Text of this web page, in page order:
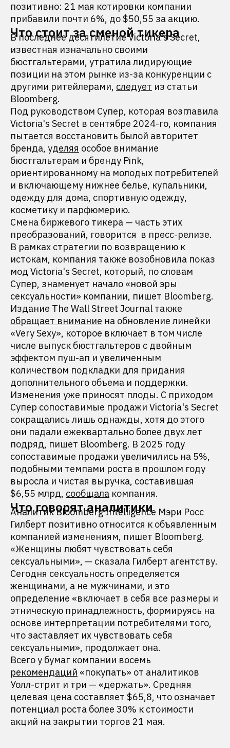
позитивно: 21 мая котировки компании
прибавили почти 6%, до $50,55 за акцию.
Что стоит за сменой тикера
В последнее десятилетие Victoria's Secret,
известная изначально своими
бюстгальтерами, утратила лидирующие
позиции на этом рынке из-за конкуренции с
другими ритейлерами, следует из статьи
Bloomberg.
Под руководством Супер, которая возглавила
Victoria's Secret в сентябре 2024-го, компания
пытается восстановить былой авторитет
бренда, уделяя особое внимание
бюстгальтерам и бренду Pink,
ориентированному на молодых потребителей
и включающему нижнее белье, купальники,
одежду для дома, спортивную одежду,
косметику и парфюмерию.
Смена биржевого тикера — часть этих
преобразований, говорится в пресс-релизе.
В рамках стратегии по возвращению к
истокам, компания также возобновила показ
мод Victoria's Secret, который, по словам
Супер, знаменует начало «новой эры
сексуальности» компании, пишет Bloomberg.
Издание The Wall Street Journal также
обращает внимание на обновление линейки
«Very Sexy», которое включает в том числе
числе выпуск бюстгальтеров с двойным
эффектом пуш-ап и увеличенным
количеством подкладки для придания
дополнительного объема и поддержки.
Изменения уже приносят плоды. С приходом
Супер сопоставимые продажи Victoria's Secret
сокращались лишь однажды, хотя до этого
они падали ежеквартально более двух лет
подряд, пишет Bloomberg. В 2025 году
сопоставимые продажи увеличились на 5%,
подобными темпами роста в прошлом году
выросла и чистая выручка, составившая
$6,55 млрд, сообщала компания.
Что говорят аналитики
Аналитик Bloomberg Intelligence Мэри Росс
Гилберт позитивно относится к объявленным
компанией изменениям, пишет Bloomberg.
«Женщины любят чувствовать себя
сексуальными», — сказала Гилберт агентству.
Сегодня сексуальность определяется
женщинами, а не мужчинами, и это
определение «включает в себя все размеры и
этническую принадлежность, формируясь на
основе интерпретации потребителями того,
что заставляет их чувствовать себя
сексуальными», продолжает она.
Всего у бумаг компании восемь
рекомендаций «покупать» от аналитиков
Уолл-стрит и три — «держать». Средняя
целевая цена составляет $65,8, что означает
потенциал роста более 30% к стоимости
акций на закрытии торгов 21 мая.